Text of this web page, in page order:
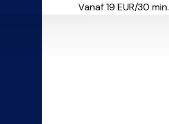
Vanaf 19 EUR/30 min.